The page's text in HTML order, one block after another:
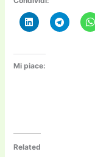
Mi piace:
Related